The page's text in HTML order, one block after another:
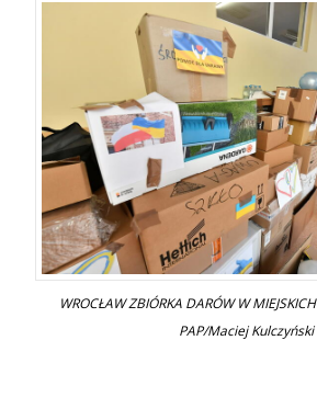
WROCŁAW ZBIÓRKA DARÓW W
PAP/Maciej Kulczyński